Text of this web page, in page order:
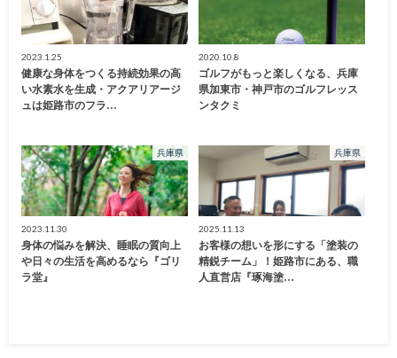
2023.1.25
健康な身体をつくる持続効果の高
い水素水を生成・アクアリアージ
ュは姫路市のフラ…
2020.10.8
ゴルフがもっと楽しくなる、兵庫
県加東市・神戸市のゴルフレッス
ンタクミ
兵庫県
2023.11.30
身体の悩みを解決、睡眠の質向上
や日々の生活を高めるなら『ゴリ
ラ堂』
兵庫県
2025.11.13
お客様の想いを形にする「塗装の
精鋭チーム」！姫路市にある、職
人直営店『琢海塗…